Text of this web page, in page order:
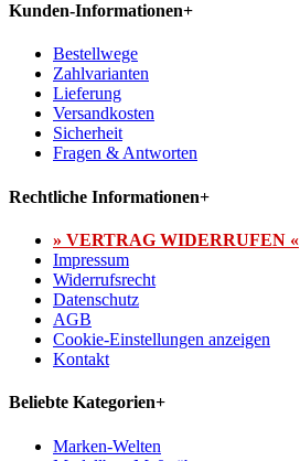
Kunden-Informationen+
Bestellwege
Zahlvarianten
Lieferung
Versandkosten
Sicherheit
Fragen & Antworten
Rechtliche Informationen+
» VERTRAG WIDERRUFEN «
Impressum
Widerrufsrecht
Datenschutz
AGB
Cookie-Einstellungen anzeigen
Kontakt
Beliebte Kategorien+
Marken-Welten